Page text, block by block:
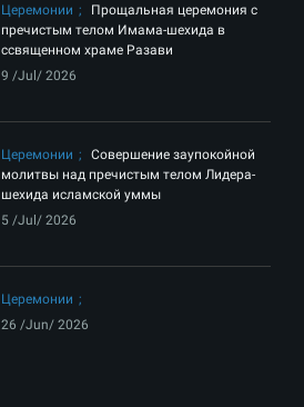
Церемонии
Прощальная церемония с
пречистым телом Имама-шехида в
ссвященном храме Разави
9 /Jul/ 2026
Церемонии
Совершение заупокойной
молитвы над пречистым телом Лидера-
шехида исламской уммы
5 /Jul/ 2026
Церемонии
26 /Jun/ 2026